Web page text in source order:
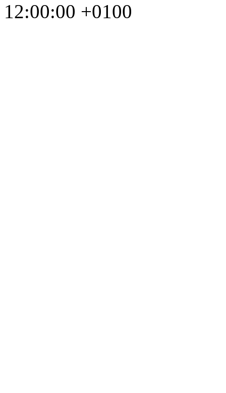
12:00:00 +0100